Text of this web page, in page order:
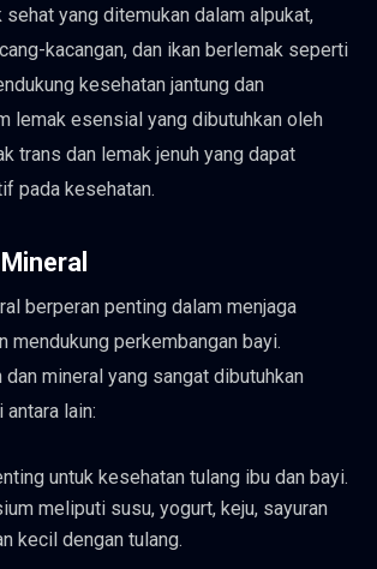
sehat yang ditemukan dalam alpukat,
kacangan, dan ikan berlemak seperti
kesehatan jantung dan
lemak esensial yang dibutuhkan oleh
trans dan lemak jenuh yang dapat
pada kesehatan.
berperan penting dalam menjaga
mendukung perkembangan bayi.
mineral yang sangat dibutuhkan
lain:
untuk kesehatan tulang ibu dan bayi.
meliputi susu, yogurt, keju, sayuran
kecil dengan tulang.